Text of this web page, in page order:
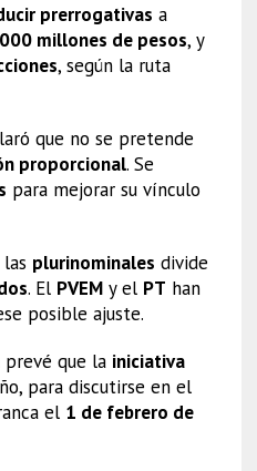
prerrogativas a
millones de pesos, y
, según la ruta
que no se pretende
proporcional. Se
para mejorar su vínculo
plurinominales divide
. El PVEMy el PT han
posible ajuste.
prevé que la iniciativa
para discutirse en el
el 1 de febrero de